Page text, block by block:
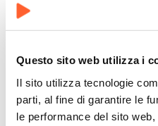
Questo sito web utilizza i
Il sito utilizza tecnologie
parti, al fine di garantire le
le performance del sito
DOPPIO SET: alle ore
Visita il sito per avere
Salva nel tuo